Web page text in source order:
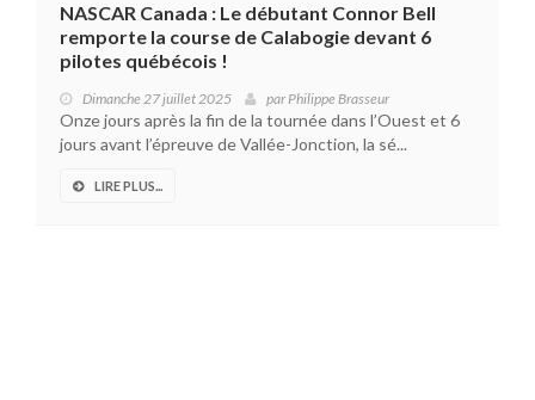
NASCAR Canada : Le débutant Connor Bell
remporte la course de Calabogie devant 6
pilotes québécois !
Dimanche 27 juillet 2025 parPhilippe Brasseur
Onze jours après la fin de la tournée dans l’Ouest et 6
jours avant l’épreuve de Vallée-Jonction, la sé...
LIRE PLUS...